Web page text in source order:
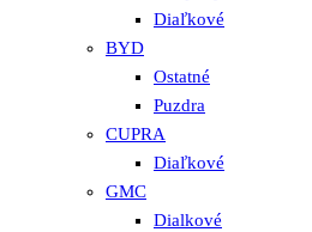
Diaľkové
BYD
Ostatné
Puzdra
CUPRA
Diaľkové
GMC
Dialkové